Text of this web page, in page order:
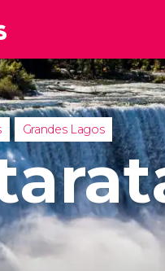
Grandes Lagos